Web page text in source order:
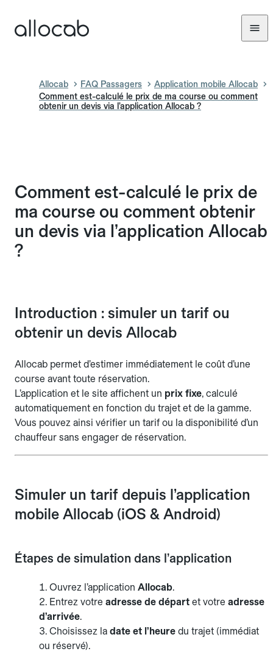
Allocab FAQ Passagers
Application mobile Allocab
Comment est-calculé le prix de ma course ou comment
obtenir un devis via l’application Allocab ?
Comment est-calculé le prix de
ma course ou comment obtenir
un devis via l’application Allocab
?
Introduction : simuler un tarif ou
obtenir un devis Allocab
Allocab permet d’estimer immédiatement le coût d’une
course avant toute réservation.
L’application et le site affichent un prix fixe, calculé
automatiquement en fonction du trajet et de la gamme.
Vous pouvez ainsi vérifier un tarif ou la disponibilité d’un
chauffeur sans engager de réservation.
Simuler un tarif depuis l’application
mobile Allocab (iOS & Android)
Étapes de simulation dans l’application
Ouvrez l’application Allocab.
Entrez votre adresse de départ et votre adresse
d’arrivée.
Choisissez la date et l’heure du trajet (immédiat
ou réservé).